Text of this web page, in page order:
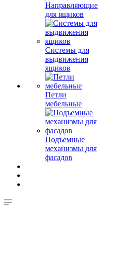
Направляющие
для ящиков
Системы для
выдвижения
ящиков
Петли
мебельные
Подъемные
механизмы для
фасадов